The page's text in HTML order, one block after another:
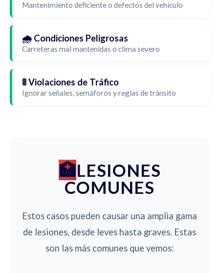
Mantenimiento deficiente o defectos del vehículo
🌧️ Condiciones Peligrosas
Carreteras mal mantenidas o clima severo
🚦 Violaciones de Tráfico
Ignorar señales, semáforos y reglas de tránsito
LESIONES
COMUNES
Estos casos pueden causar una amplia gama
de lesiones, desde leves hasta graves. Estas
son las más comunes que vemos: